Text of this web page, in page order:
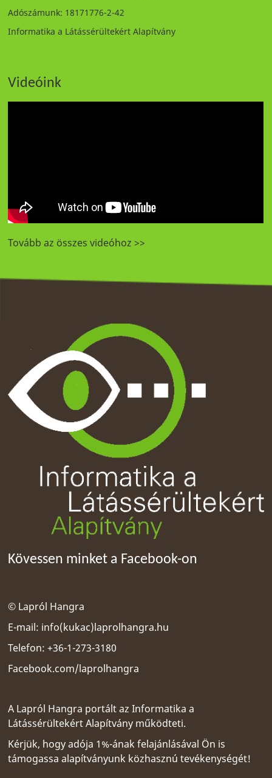
Adószámunk: 18171776-2-42
Informatika a Látássérültekért Alapítvány
Videóink
Tovább az összes videóhoz >>
Kövessen minket a Facebook-on
© Lapról Hangra
E-mail: info(kukac)laprolhangra.hu
Telefon: +36-1-273-3180
Facebook.com/laprolhangra
A Lapról Hangra portált azInformatika a
Látássérültekért Alapítvány működteti.
Kérjük, hogy adója 1%-ának felajánlásával Ön is
támogassa alapítványunk közhasznú tevékenységét!